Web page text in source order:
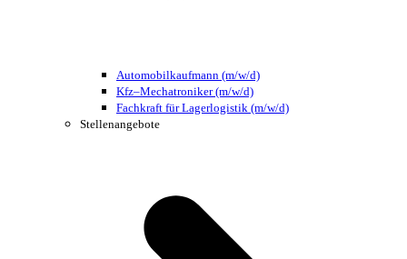
Automobilkaufmann (m/w/d)
Kfz–Mechatroniker (m/w/d)
Fachkraft für Lagerlogistik (m/w/d)
Stellenangebote